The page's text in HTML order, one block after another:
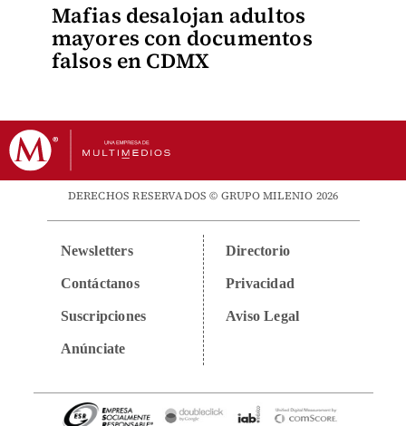
Mafias desalojan adultos
mayores con documentos
falsos en CDMX
DERECHOS RESERVADOS © GRUPO MILENIO 2026
Newsletters
Contáctanos
Suscripciones
Anúnciate
Directorio
Privacidad
Aviso Legal